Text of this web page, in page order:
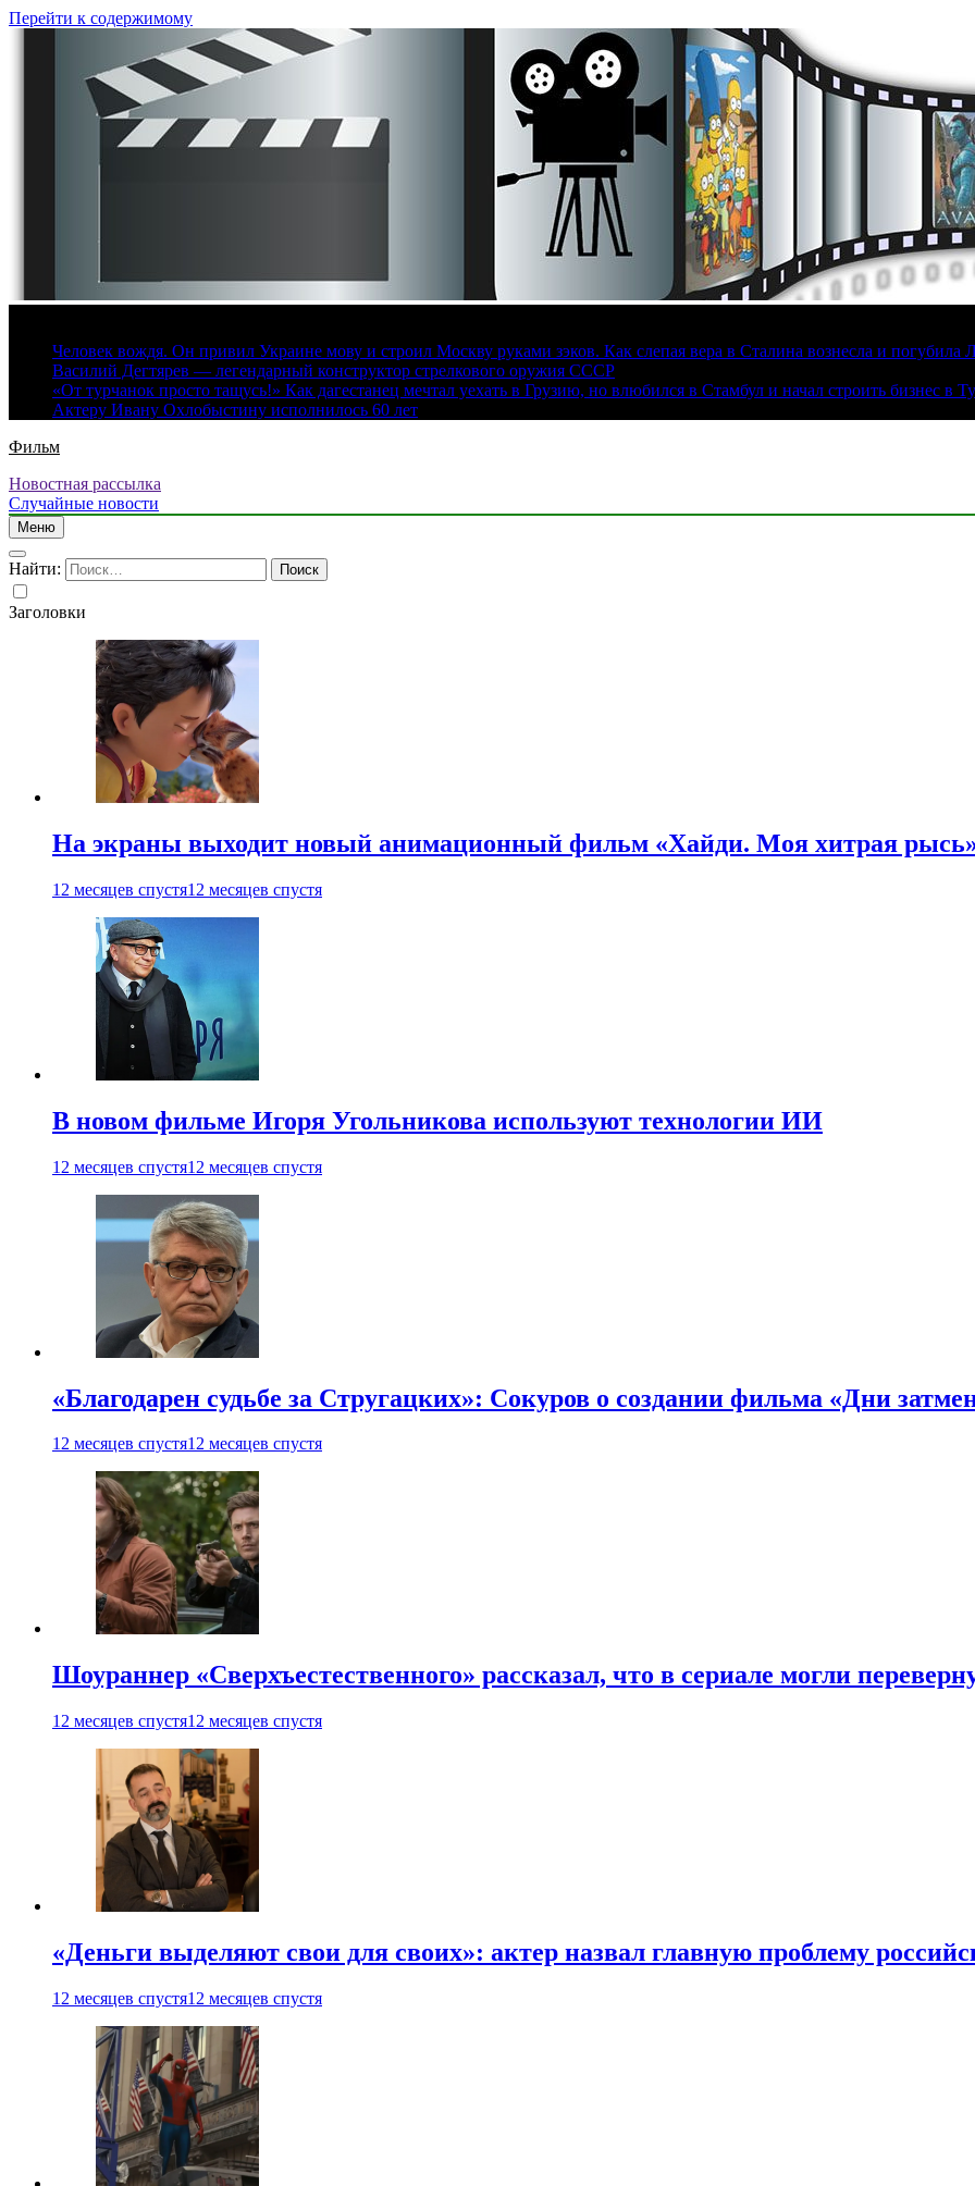
Перейти к содержимому
Человек вождя. Он привил Украине мову и строил Москву руками зэков. Как слепая вера в Сталина вознесла и погубила
Василий Дегтярев — легендарный конструктор стрелкового оружия СССР
«От турчанок просто тащусь!» Как дагестанец мечтал уехать в Грузию, но влюбился в Стамбул и начал строить бизнес в
Актеру Ивану Охлобыстину исполнилось 60 лет
Фильм
Новостная рассылка
Случайные новости
Меню
Найти:
Заголовки
На экраны выходит новый анимационный фильм «Хайди. Моя хитрая
12 месяцев спустя12 месяцев спустя
В новом фильме Игоря Угольникова используют технологии ИИ
12 месяцев спустя12 месяцев спустя
«Благодарен судьбе за Стругацких»: Сокуров о создании фильма «Дни
12 месяцев спустя12 месяцев спустя
Шоураннер «Сверхъестественного» рассказал, что в сериале могли
12 месяцев спустя12 месяцев спустя
«Деньги выделяют свои для своих»: актер назвал главную проблему
12 месяцев спустя12 месяцев спустя